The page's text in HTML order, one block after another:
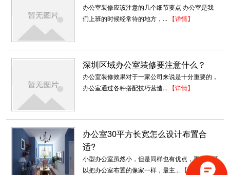
办公室装修应该注意的几个细节要点 办公室是我
们上班的时候经常待的地方，... 【详情】
深圳区域办公室装修要注意什么？
办公室装修效果对于一家公司来说是十分重要的，
办公室通过各种搭配技巧营造... 【详情】
办公室30平方长宽怎么设计布置合
适?
小型办公室虽然小，但是同样也有优点，那就是可
以把办公室布置的像家一样，最主... 【详情】